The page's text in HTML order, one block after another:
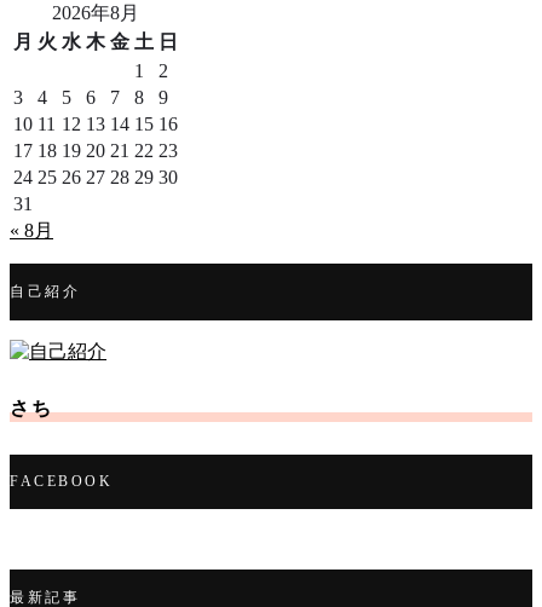
2026年8月
月 火 水 木 金 土 日
1
2
3
4 5 6 7 8
9
10 11 12 13 14 15 16
17 18 19 20 21 22 23
24 25 26 27 28 29 30
31
« 8月
自己紹介
さち
FACEBOOK
最新記事